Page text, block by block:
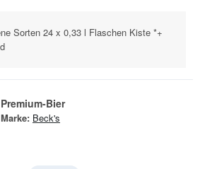
Sorten 24 x 0,33 l Flaschen Kiste *+
Premium-Bier
Marke: Beck's